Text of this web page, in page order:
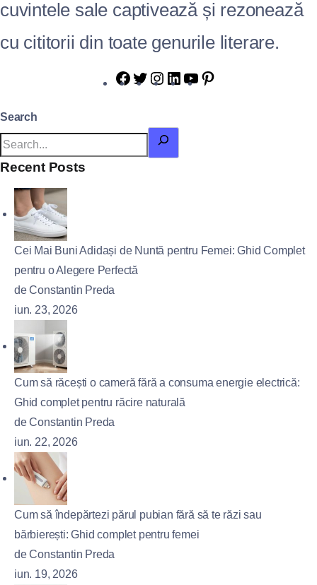
cuvintele sale captivează și rezonează
cu cititorii din toate genurile literare.
Search
Recent Posts
Cei Mai Buni Adidași de Nuntă pentru Femei: Ghid Complet
pentru o Alegere Perfectă
de Constantin Preda
iun. 23, 2026
Cum să răcești o cameră fără a consuma energie electrică:
Ghid complet pentru răcire naturală
de Constantin Preda
iun. 22, 2026
Cum să îndepărtezi părul pubian fără să te răzi sau
bărbierești: Ghid complet pentru femei
de Constantin Preda
iun. 19, 2026